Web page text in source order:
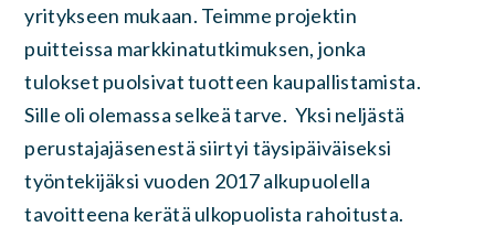
yritykseen mukaan. Teimme projektin
puitteissa markkinatutkimuksen, jonka
tulokset puolsivat tuotteen kaupallistamista.
Sille oli olemassa selkeä tarve. Yksi neljästä
perustajajäsenestä siirtyi täysipäiväiseksi
työntekijäksi vuoden 2017 alkupuolella
tavoitteena kerätä ulkopuolista rahoitusta.